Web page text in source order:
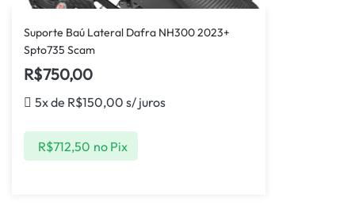
Suporte Baú Lateral Dafra NH300 2023+
Spto735 Scam
R$750,00
5x de R$150,00 s/ juros
R$712,50 no Pix